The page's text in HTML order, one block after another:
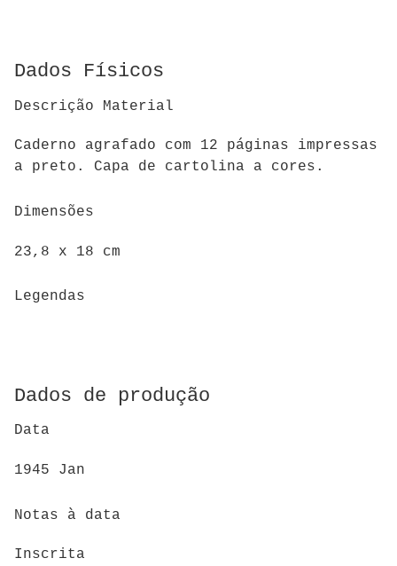
Dados Físicos
Descrição Material
Caderno agrafado com 12 páginas impressas
a preto. Capa de cartolina a cores.
Dimensões
23,8 x 18 cm
Legendas
Dados de produção
Data
1945 Jan
Notas à data
Inscrita